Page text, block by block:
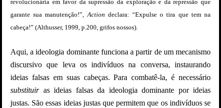
revolucionária em favor da supressão da exploração e da repressão que
garante sua manutenção!”, Action declara: “Expulse o tira que tem na
cabeça!” (Althusser, 1999, p.200, grifos nossos).
Aqui, a ideologia dominante funciona a partir de um mecanismo
discursivo que leva os indivíduos na conversa, instaurando
ideias falsas em suas cabeças. Para combatê-la, é necessário
substituiras ideias falsas da ideologia dominante por ideias
justas. São essas ideias justas que permitem que os indivíduos se